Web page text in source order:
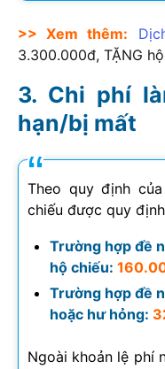
>> Xem thêm:
3.300.000đ, TẶNG
Chi phí
hạn/bị mất
Theo quy định
chiếu được quy
Trường hợp đề
hộ chiếu:
Trường hợp đề
hoặc hư hỏng:
Ngoài khoản lệ phí